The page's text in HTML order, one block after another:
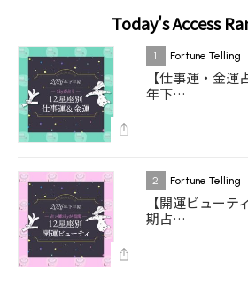
Today's Access
1 Fortune Telling
【仕事運・金
年下…
2 Fortune Telling
【開運ビュー
期占…